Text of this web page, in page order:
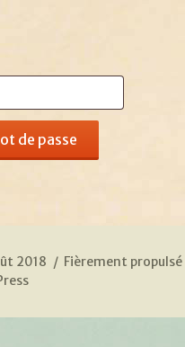
de passe
2018
Fièrement propulsé